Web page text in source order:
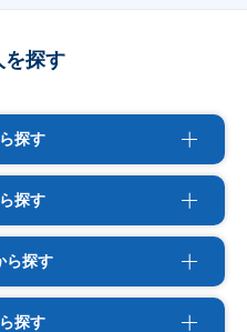
を探す
探す
探す
ら探す
探す